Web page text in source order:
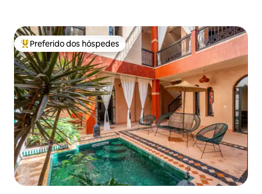
Entre os melhores preferidos dos hóspedes
Preferido dos hóspedes